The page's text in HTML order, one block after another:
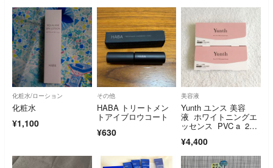
化粧水/ローション
化粧水
¥1,100
その他
HABA トリートメン
トアイブロウコート
¥630
美容液
Yunth ユンス 美容
液 ホワイトニングエ
ッセンス PVC a 2
¥4,400